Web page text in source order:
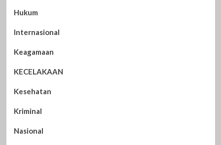
Hukum
Internasional
Keagamaan
KECELAKAAN
Kesehatan
Kriminal
Nasional